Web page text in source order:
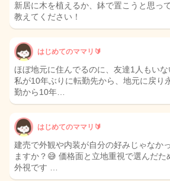
新居に木を植えるか、鉢で置こうと思っ
教えてください！
はじめてのママリ🔰
ほぼ地元に住んでるのに、友達1人もい
私が10年ぶりに転勤先から、地元に戻り
勤から10年…
はじめてのママリ🔰
建売で外観や内装が自分の好みじゃなか
ますか？😅 価格面と立地重視で選んだた
外視です …